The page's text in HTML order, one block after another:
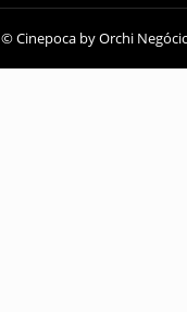
© Cinepoca by Orchi